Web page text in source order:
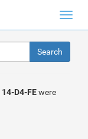
14-D4-FEwere